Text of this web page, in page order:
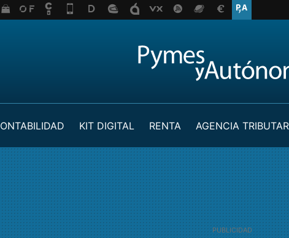
KIT DIGITAL RENTA AGENCIA